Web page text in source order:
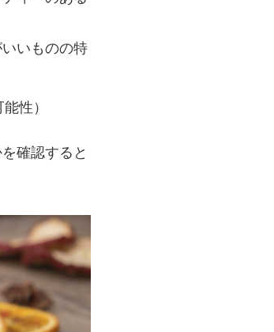
いものの特
性）
確認すると